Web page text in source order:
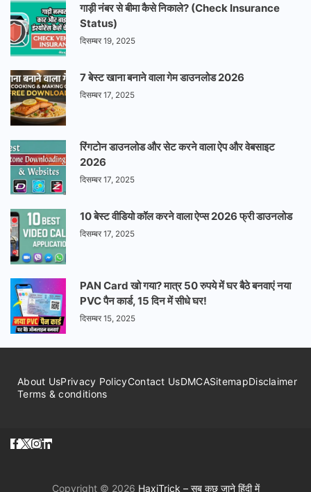
गाड़ी नंबर से बीमा कैसे निकाले? (Check Insurance
Status)
दिसम्बर 19, 2025
7 बेस्ट खाना बनाने वाला गेम डाउनलोड 2026
दिसम्बर 17, 2025
रिंगटोन डाउनलोड और सेट करने वाला ऐप और वेबसाइट
2026
दिसम्बर 17, 2025
10 बेस्ट वीडियो कॉल करने वाला ऐप्स 2026 फ्री डाउनलोड
दिसम्बर 17, 2025
PAN Card खो गया? मात्र 50 रुपये में घर बैठे बनवाएं नया
PVC पैन कार्ड, 15 दिन में सीधे घर!
दिसम्बर 15, 2025
About UsPrivacy PolicyContact UsDMCASitemapDisclaimer
Terms & conditions
Copyright © 2026 HaxiTrick – सब कुछ जाने हिंदी में